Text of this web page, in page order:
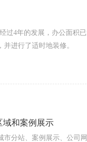
过4年的发展，办公面积
进行了适时地装修。
域和案例展示
分站、案例展示、公司